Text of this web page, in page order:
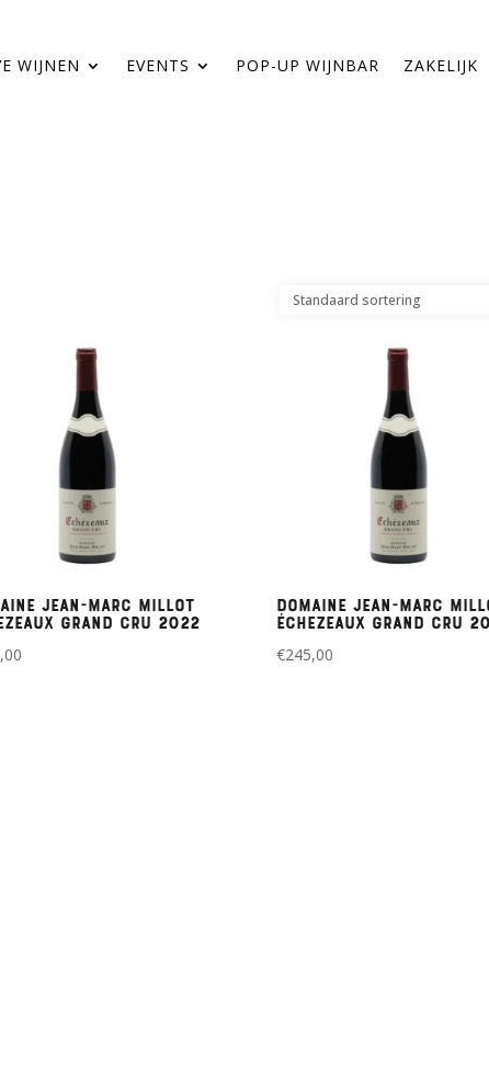
WIJNEN EVENTS POP-UP WIJNBAR ZAKELIJK
Jean-Marc Millot
Grand Cru 2022
Domaine Jean-Marc
Échezeaux Grand Cru
€245,00